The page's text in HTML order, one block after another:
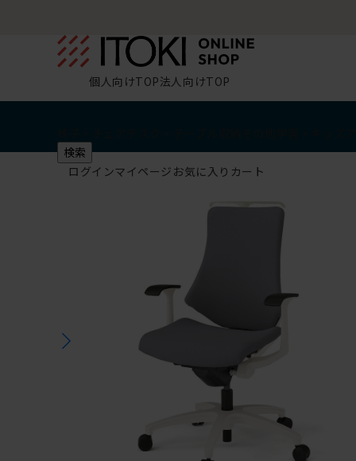
個人向けTOP法人向けTOP
検索
ログインマイページ お気に入り カート